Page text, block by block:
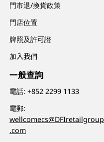
門市退/換貨政策
門店位置
牌照及許可證
加入我們
一般查詢
電話:+852 2299 1133
電郵:
wellcomecs@DFIretailgroup
.com